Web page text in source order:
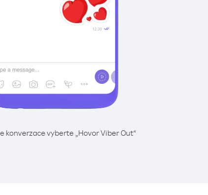
konverzace vyberte „Hovor Viber Out“